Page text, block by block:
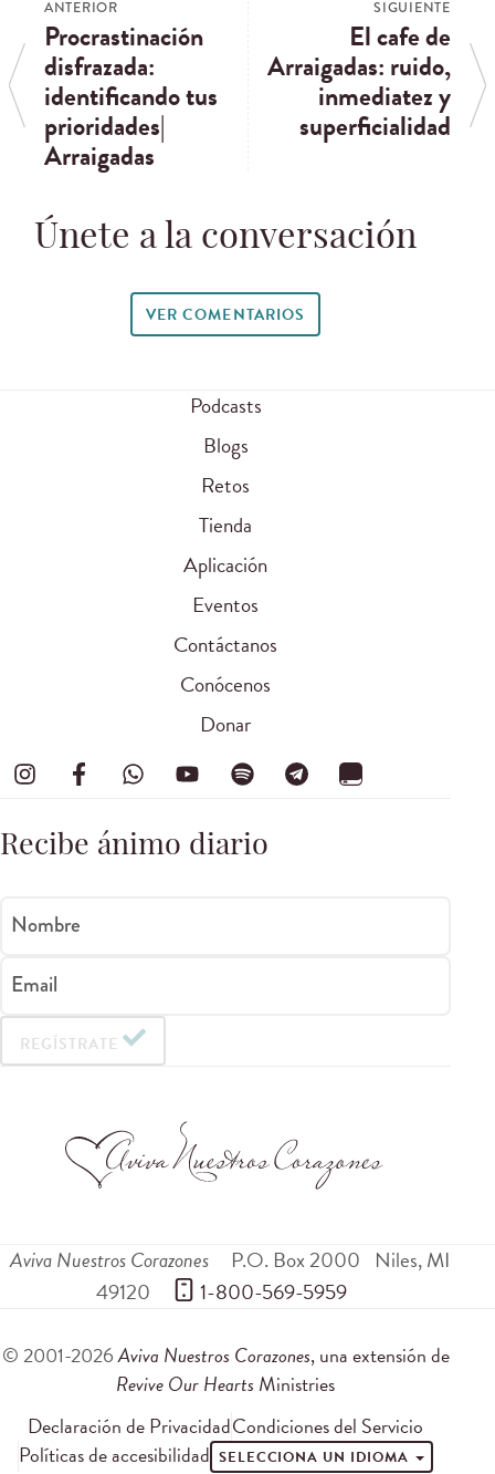
ANTERIOR
Procrastinación
disfrazada:
identificando tus
prioridades|
Arraigadas
SIGUIENTE
El cafe de
Arraigadas: ruido,
inmediatez y
superficialidad
Únete a la conversación
VER COMENTARIOS
Podcasts
Blogs
Retos
Tienda
Aplicación
Eventos
Contáctanos
Conócenos
Donar
Recibe ánimo diario
Nombre
Email
REGÍSTRATE
Aviva Nuestros Corazones P.O. Box 2000 Niles,MI
49120
1-800-569-5959
© 2001-2026Aviva Nuestros Corazones, una extensión de
Revive Our Hearts Ministries
Declaración de PrivacidadCondiciones del Servicio
Políticas de accesibilidad SELECCIONA UN IDIOMA